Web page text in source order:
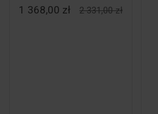
1 368,00 zł
2 331,00 zł